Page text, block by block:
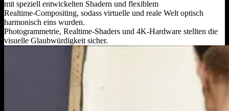
mit speziell entwickelten Shadern und flexiblem
Realtime‑Compositing, sodass virtuelle und reale Welt optisch
harmonisch eins wurden.
Photogrammetrie, Realtime‑Shaders und 4K‑Hardware stellten die
visuelle Glaubwürdigkeit sicher.